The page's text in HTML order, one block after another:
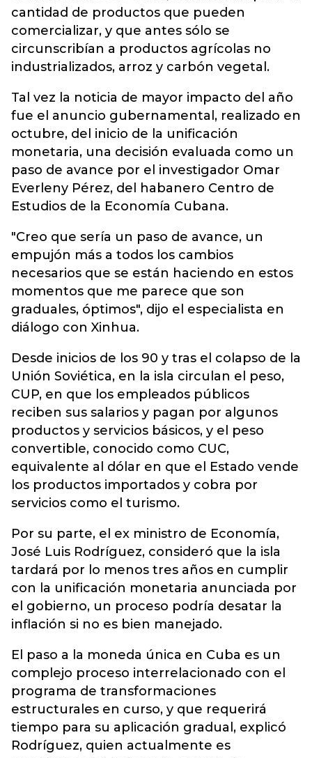
cantidad de productos que pueden
comercializar, y que antes sólo se
circunscribían a productos agrícolas no
industrializados, arroz y carbón vegetal.
Tal vez la noticia de mayor impacto del año
fue el anuncio gubernamental, realizado en
octubre, del inicio de la unificación
monetaria, una decisión evaluada como un
paso de avance por el investigador Omar
Everleny Pérez, del habanero Centro de
Estudios de la Economía Cubana.
"Creo que sería un paso de avance, un
empujón más a todos los cambios
necesarios que se están haciendo en estos
momentos que me parece que son
graduales, óptimos", dijo el especialista en
diálogo con Xinhua.
Desde inicios de los 90 y tras el colapso de la
Unión Soviética, en la isla circulan el peso,
CUP, en que los empleados públicos
reciben sus salarios y pagan por algunos
productos y servicios básicos, y el peso
convertible, conocido como CUC,
equivalente al dólar en que el Estado vende
los productos importados y cobra por
servicios como el turismo.
Por su parte, el ex ministro de Economía,
José Luis Rodríguez, consideró que la isla
tardará por lo menos tres años en cumplir
con la unificación monetaria anunciada por
el gobierno, un proceso podría desatar la
inflación si no es bien manejado.
El paso a la moneda única en Cuba es un
complejo proceso interrelacionado con el
programa de transformaciones
estructurales en curso, y que requerirá
tiempo para su aplicación gradual, explicó
Rodríguez, quien actualmente es